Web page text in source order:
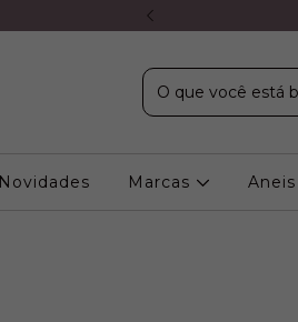
Novidades Marcas Aneis